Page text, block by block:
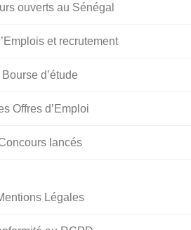
ouverts au Sénégal
et recrutement
Bourse d’étude
Offres d’Emploi
lancés
Légales